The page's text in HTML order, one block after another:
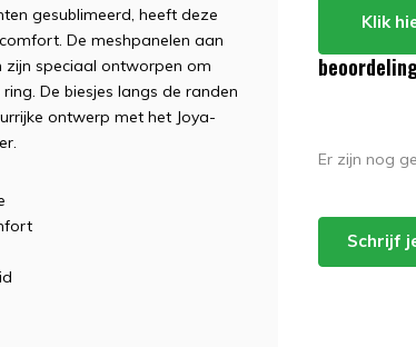
gesublimeerd, heeft deze
De meshpanelen aan
speciaal ontworpen om
De biesjes langs de randen
ontwerp met het Joya-
Klik
Er zijn nog
Schrijf